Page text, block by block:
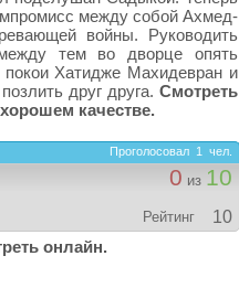
между собой Ахмед-
войны. Руководить
тем во дворце опять
покои Хатидже Махидевран и
друг друга. Смотреть
качестве.
Проголосовал 1 чел.
0 из 10
Рейтинг
10
онлайн.